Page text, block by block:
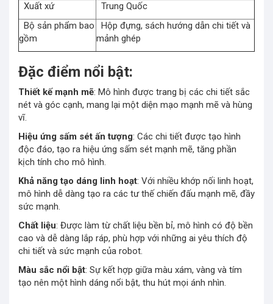
Xuất xứ
Trung Quốc
Bộ sản phẩm bao
gồm
Hộp đựng, sách hướng dẫn chi tiết và
mảnh ghép
Đặc điểm nổi bật:
Thiết kế mạnh mẽ: Mô hình được trang bị các chi tiết sắc
nét và góc cạnh, mang lại một diện mạo mạnh mẽ và hùng
vĩ.
Hiệu ứng sấm sét ấn tượng: Các chi tiết được tạo hình
độc đáo, tạo ra hiệu ứng sấm sét mạnh mẽ, tăng phần
kịch tính cho mô hình.
Khả năng tạo dáng linh hoạt: Với nhiều khớp nối linh hoạt,
mô hình dễ dàng tạo ra các tư thế chiến đấu mạnh mẽ, đầy
sức mạnh.
Chất liệu: Được làm từ chất liệu bền bỉ, mô hình có độ bền
cao và dễ dàng lắp ráp, phù hợp với những ai yêu thích độ
chi tiết và sức mạnh của robot.
Màu sắc nổi bật: Sự kết hợp giữa màu xám, vàng và tím
tạo nên một hình dáng nổi bật, thu hút mọi ánh nhìn.